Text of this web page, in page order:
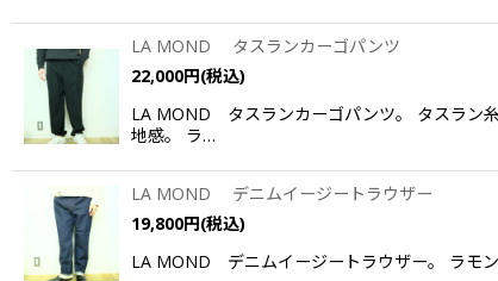
LA MOND タスランカーゴパンツ
22,000円(税込)
LA MOND タスランカーゴパンツ。 タスラン
地感。 ラ…
LA MOND デニムイージートラウザー
19,800円(税込)
LA MOND デニムイージートラウザー。 ラモ